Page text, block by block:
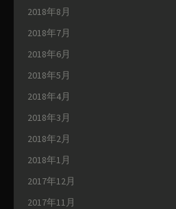
2018年8月
2018年7月
2018年6月
2018年5月
2018年4月
2018年3月
2018年2月
2018年1月
2017年12月
2017年11月